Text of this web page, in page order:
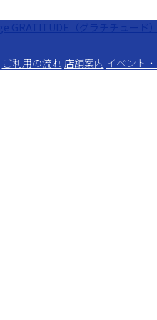
ご利用の流れ 店舗案内 イベント